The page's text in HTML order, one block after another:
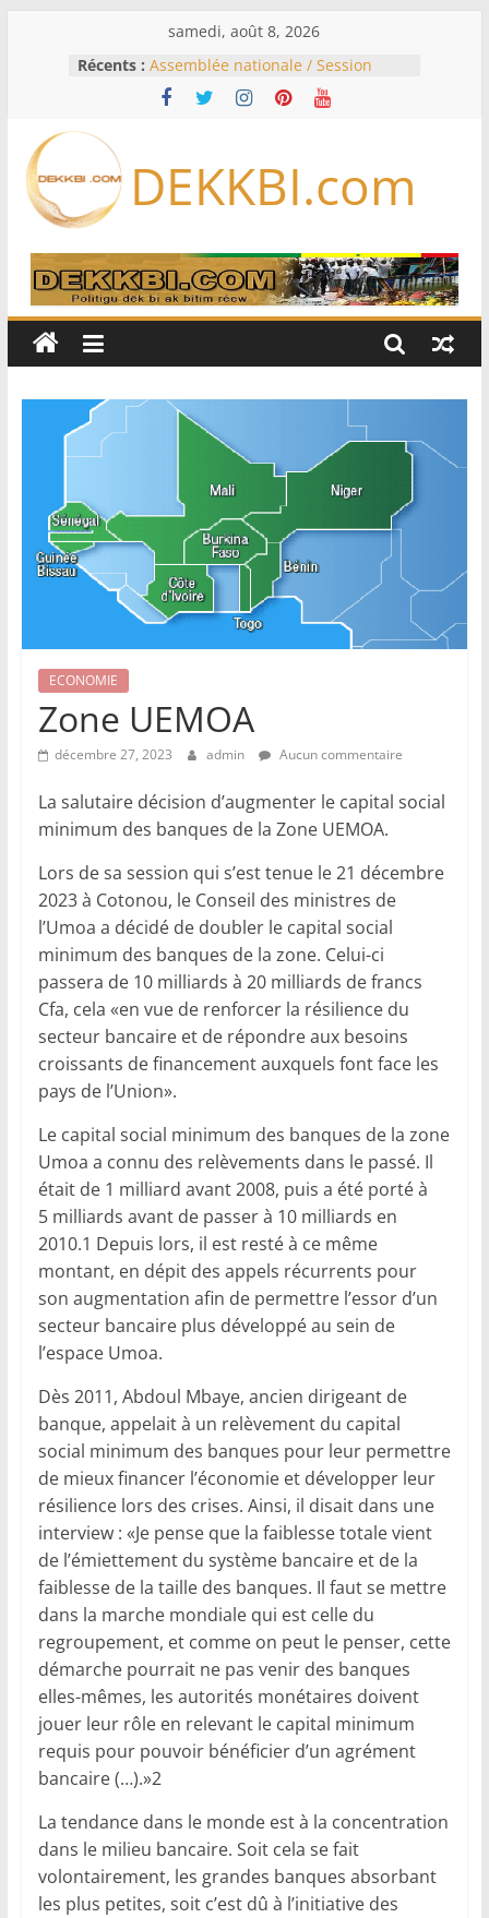
samedi, août 8, 2026
Récents : Assemblée nationale / Session
extraordinaire: Six commissions
d’enquête à l’ordre du jour ce lundi
Bénin: Patrice Talon élu président
du Sénat, moins de trois mois
Pakistan et la Turquie signent un
accord de défense
RD Congo: Kinshasa interdit les
exportations de cuivre et de cobalt
production
DEKKBI.com
ECONOMIE
Zone UEMOA
décembre 27, 2023 admin Aucun commentaire
La salutaire décision d’augmenter le capital social
minimum des banques de la Zone UEMOA.
Lors de sa session qui s’est tenue le 21 décembre
2023 à Cotonou, le Conseil des ministres de
l’Umoa a décidé de doubler le capital social
minimum des banques de la zone. Celui-ci
passera de 10 milliards à 20 milliards de francs
Cfa, cela «en vue de renforcer la résilience du
secteur bancaire et de répondre aux besoins
croissants de financement auxquels font face les
pays de l’Union».
Le capital social minimum des banques de la zone
Umoa a connu des relèvements dans le passé. Il
était de 1 milliard avant 2008, puis a été porté à
5 milliards avant de passer à 10 milliards en
2010.1 Depuis lors, il est resté à ce même
montant, en dépit des appels récurrents pour
son augmentation afin de permettre l’essor d’un
secteur bancaire plus développé au sein de
l’espace Umoa.
Dès 2011, Abdoul Mbaye, ancien dirigeant de
banque, appelait à un relèvement du capital
social minimum des banques pour leur permettre
de mieux financer l’économie et développer leur
résilience lors des crises. Ainsi, il disait dans une
interview : «Je pense que la faiblesse totale vient
de l’émiettement du système bancaire et de la
faiblesse de la taille des banques. Il faut se mettre
dans la marche mondiale qui est celle du
regroupement, et comme on peut le penser, cette
démarche pourrait ne pas venir des banques
elles-mêmes, les autorités monétaires doivent
jouer leur rôle en relevant le capital minimum
requis pour pouvoir bénéficier d’un agrément
bancaire (…).»2
La tendance dans le monde est à la concentration
dans le milieu bancaire. Soit cela se fait
volontairement, les grandes banques absorbant
les plus petites, soit c’est dû à l’initiative des